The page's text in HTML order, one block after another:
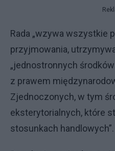
Rada „wzywa wszystkie
przyjmowania,
„jednostronnych
z prawem
Zjednoczonych, w tym
eksterytorialnych, które
stosunkach handlowych”.